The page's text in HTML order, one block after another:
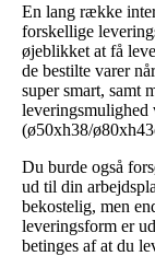
En lang række
forskellige
øjeblikket at få
de bestilte varer
super smart, samt
leveringsmulighed
(ø50xh38/
Du burde også
ud til din
bekostelig, men
leveringsform er
betinges af at du